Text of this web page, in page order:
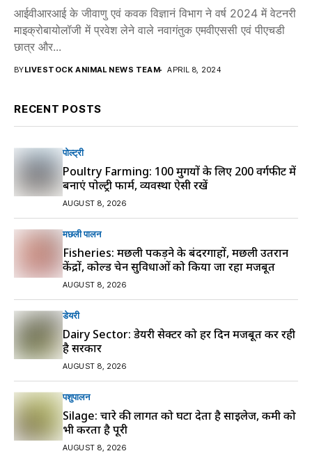
आईवीआरआई के जीवाणु एवं कवक विज्ञानं विभाग ने वर्ष 2024 में वेटनरी
माइक्रोबायोलॉजी में प्रवेश लेने वाले नवागंतुक एमवीएससी एवं पीएचडी
छात्र और...
BYLIVESTOCK ANIMAL NEWS TEAM APRIL 8, 2024
RECENT POSTS
पोल्ट्री
Poultry Farming: 100 मुर्गियों के लिए 200 वर्गफीट में
बनाएं पोल्ट्री फार्म, व्यवस्था ऐसी रखें
AUGUST 8, 2026
मछली पालन
Fisheries: मछली पकड़ने के बंदरगाहों, मछली उतरान
केंद्रों, कोल्ड चेन सुविधाओं को किया जा रहा मजबूत
AUGUST 8, 2026
डेयरी
Dairy Sector: डेयरी सेक्टर को हर दिन मजबूत कर रही
है सरकार
AUGUST 8, 2026
पशुपालन
Silage: चारे की लागत को घटा देता है साइलेज, कमी को
भी करता है पूरी
AUGUST 8, 2026